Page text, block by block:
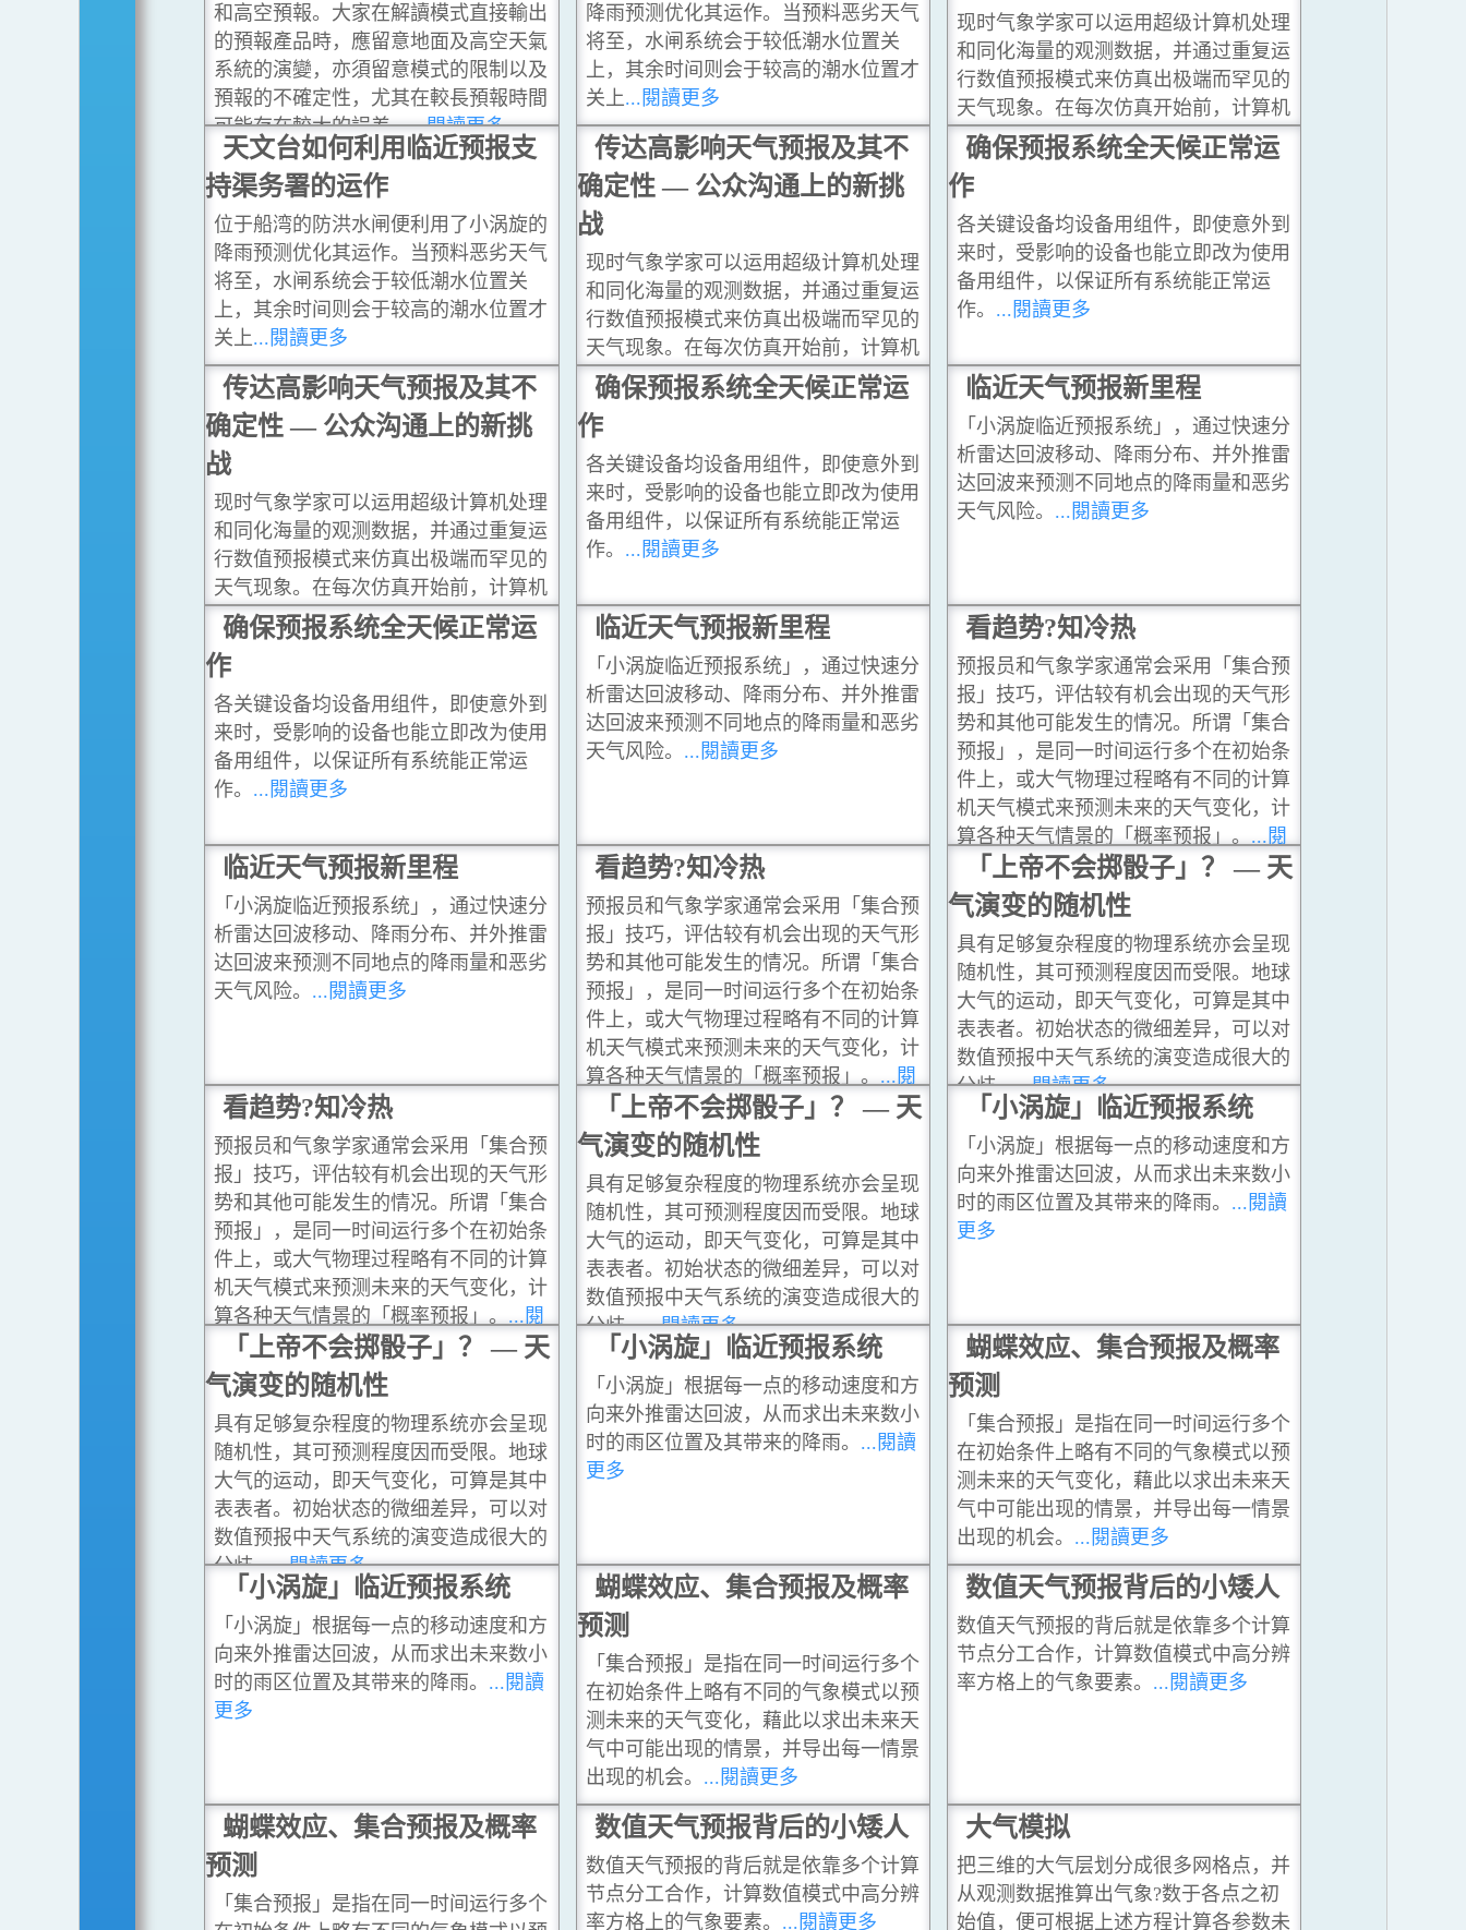
和高空預報。大家在解讀模式直接輸出
的預報產品時，應留意地面及高空天氣
系統的演變，亦須留意模式的限制以及
預報的不確定性，尤其在較長預報時間
可能存在較大的誤差。...閱讀更多
降雨预测优化其运作。当预料恶劣天气
将至，水闸系统会于较低潮水位置关
上，其余时间则会于较高的潮水位置才
关上...閱讀更多
现时气象学家可以运用超级计算机处理
和同化海量的观测数据，并通过重复运
行数值预报模式来仿真出极端而罕见的
天气现象。在每次仿真开始前，计算机
会制作与天气现况分析略为不同的多个
初始条件，继而模拟出各种可能会出现
的预报情景。
天文台如何利用临近预报支
持渠务署的运作
位于船湾的防洪水闸便利用了小涡旋的
降雨预测优化其运作。当预料恶劣天气
将至，水闸系统会于较低潮水位置关
上，其余时间则会于较高的潮水位置才
关上...閱讀更多
传达高影响天气预报及其不
确定性 — 公众沟通上的新挑
战
现时气象学家可以运用超级计算机处理
和同化海量的观测数据，并通过重复运
行数值预报模式来仿真出极端而罕见的
天气现象。在每次仿真开始前，计算机
会制作与天气现况分析略为不同的多个
初始条件，继而模拟出各种可能会出现
的预报情景。
确保预报系统全天候正常运
作
各关键设备均设备用组件，即使意外到
来时，受影响的设备也能立即改为使用
备用组件，以保证所有系统能正常运
作。 ...閱讀更多
传达高影响天气预报及其不
确定性 — 公众沟通上的新挑
战
现时气象学家可以运用超级计算机处理
和同化海量的观测数据，并通过重复运
行数值预报模式来仿真出极端而罕见的
天气现象。在每次仿真开始前，计算机
会制作与天气现况分析略为不同的多个
初始条件，继而模拟出各种可能会出现
的预报情景。
确保预报系统全天候正常运
作
各关键设备均设备用组件，即使意外到
来时，受影响的设备也能立即改为使用
备用组件，以保证所有系统能正常运
作。 ...閱讀更多
临近天气预报新里程
「小涡旋临近预报系统」，通过快速分
析雷达回波移动、降雨分布、并外推雷
达回波来预测不同地点的降雨量和恶劣
天气风险。 ...閱讀更多
确保预报系统全天候正常运
作
各关键设备均设备用组件，即使意外到
来时，受影响的设备也能立即改为使用
备用组件，以保证所有系统能正常运
作。 ...閱讀更多
临近天气预报新里程
「小涡旋临近预报系统」，通过快速分
析雷达回波移动、降雨分布、并外推雷
达回波来预测不同地点的降雨量和恶劣
天气风险。 ...閱讀更多
看趋势?知冷热
预报员和气象学家通常会采用「集合预
报」技巧，评估较有机会出现的天气形
势和其他可能发生的情况。所谓「集合
预报」，是同一时间运行多个在初始条
件上，或大气物理过程略有不同的计算
机天气模式来预测未来的天气变化，计
算各种天气情景的「概率预报」。 ...閱
讀更多
临近天气预报新里程
「小涡旋临近预报系统」，通过快速分
析雷达回波移动、降雨分布、并外推雷
达回波来预测不同地点的降雨量和恶劣
天气风险。 ...閱讀更多
看趋势?知冷热
预报员和气象学家通常会采用「集合预
报」技巧，评估较有机会出现的天气形
势和其他可能发生的情况。所谓「集合
预报」，是同一时间运行多个在初始条
件上，或大气物理过程略有不同的计算
机天气模式来预测未来的天气变化，计
算各种天气情景的「概率预报」。 ...閱
讀更多
「上帝不会掷骰子」？ — 天
气演变的随机性
具有足够复杂程度的物理系统亦会呈现
随机性，其可预测程度因而受限。地球
大气的运动，即天气变化，可算是其中
表表者。初始状态的微细差异，可以对
数值预报中天气系统的演变造成很大的
分歧。...閱讀更多
看趋势?知冷热
预报员和气象学家通常会采用「集合预
报」技巧，评估较有机会出现的天气形
势和其他可能发生的情况。所谓「集合
预报」，是同一时间运行多个在初始条
件上，或大气物理过程略有不同的计算
机天气模式来预测未来的天气变化，计
算各种天气情景的「概率预报」。 ...閱
讀更多
「上帝不会掷骰子」？ — 天
气演变的随机性
具有足够复杂程度的物理系统亦会呈现
随机性，其可预测程度因而受限。地球
大气的运动，即天气变化，可算是其中
表表者。初始状态的微细差异，可以对
数值预报中天气系统的演变造成很大的
分歧。...閱讀更多
「小涡旋」临近预报系统
「小涡旋」根据每一点的移动速度和方
向来外推雷达回波，从而求出未来数小
时的雨区位置及其带来的降雨。 ...閱讀
更多
「上帝不会掷骰子」？ — 天
气演变的随机性
具有足够复杂程度的物理系统亦会呈现
随机性，其可预测程度因而受限。地球
大气的运动，即天气变化，可算是其中
表表者。初始状态的微细差异，可以对
数值预报中天气系统的演变造成很大的
分歧。...閱讀更多
「小涡旋」临近预报系统
「小涡旋」根据每一点的移动速度和方
向来外推雷达回波，从而求出未来数小
时的雨区位置及其带来的降雨。 ...閱讀
更多
蝴蝶效应、集合预报及概率
预测
「集合预报」是指在同一时间运行多个
在初始条件上略有不同的气象模式以预
测未来的天气变化，藉此以求出未来天
气中可能出现的情景，并导出每一情景
出现的机会。 ...閱讀更多
「小涡旋」临近预报系统
「小涡旋」根据每一点的移动速度和方
向来外推雷达回波，从而求出未来数小
时的雨区位置及其带来的降雨。 ...閱讀
更多
蝴蝶效应、集合预报及概率
预测
「集合预报」是指在同一时间运行多个
在初始条件上略有不同的气象模式以预
测未来的天气变化，藉此以求出未来天
气中可能出现的情景，并导出每一情景
出现的机会。 ...閱讀更多
数值天气预报背后的小矮人
数值天气预报的背后就是依靠多个计算
节点分工合作，计算数值模式中高分辨
率方格上的气象要素。 ...閱讀更多
蝴蝶效应、集合预报及概率
预测
「集合预报」是指在同一时间运行多个
数值天气预报背后的小矮人
数值天气预报的背后就是依靠多个计算
节点分工合作，计算数值模式中高分辨
率方格上的气象要素。 ...閱讀更多
大气模拟
把三维的大气层划分成很多网格点，并
从观测数据推算出气象?数于各点之初
始值，便可根据上述方程计算各参数未